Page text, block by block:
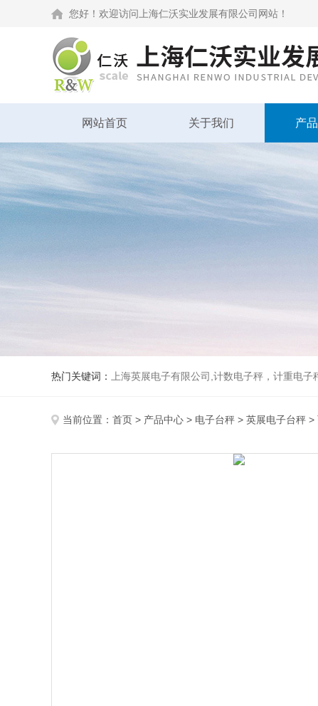
您好！欢迎访问上海仁沃实业发展有限公司网站！
网站首页 关于我们 产
热门关键词： 上海英展电子有限公司,计数电子秤，计重电子秤,
当前位置： 首页 > 产品中心 > 电子台秤 > 英展电子台秤 >